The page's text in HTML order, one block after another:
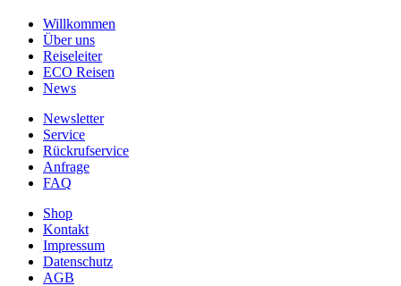
Willkommen
Über uns
Reiseleiter
ECO Reisen
News
Newsletter
Service
Rückrufservice
Anfrage
FAQ
Shop
Kontakt
Impressum
Datenschutz
AGB